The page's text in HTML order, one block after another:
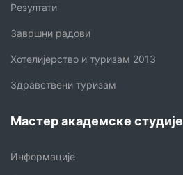
Резултати
Завршни радови
Хотелијерство и туризам 2013
Здравствени туризам
Мастер академске студије
Информације